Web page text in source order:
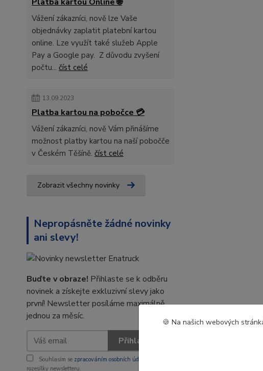
Vážení zákazníci, nově lze Vaše
objednávky zaplatit platební kartou
online. Lze využít také služeb Apple
Pay a Google pay. Z důvodu zvyšení
počtu... číst celé
13.09.2023
Platba kartou na pobočce 💳
Vážení zákazníci, nově Vám přinášíme
možnost platby kartou na naší pobočče
v Českém Těšíně. číst celé
Zobrazit všechny novinky
Nepropásněte žádné novinky
ani slevy!
Buďte v obraze! Přihlaste se k odběru
novinek a získejte exkluzivní slevy jako
první! Newsletter posíláme maximálně
jednou za měsíc.
Přihlásit se
Souhlasím se zpracováním osobních údajů
rozesílky newsletteru.
🍪 Na našich webových